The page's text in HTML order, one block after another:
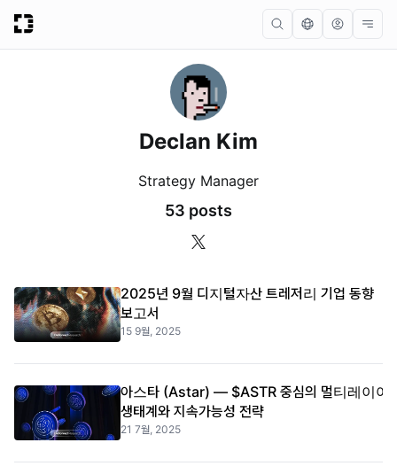
Declan Kim
Strategy Manager
53 posts
2025년 9월 디지털자산 트레저리 기업 동향
보고서
15 9월, 2025
아스타 (Astar) — $ASTR 중심의 멀티레이어
생태계와 지속가능성 전략
21 7월, 2025